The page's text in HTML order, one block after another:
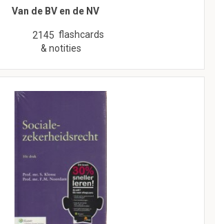
Van de BV en de NV
2145 flashcards
& notities